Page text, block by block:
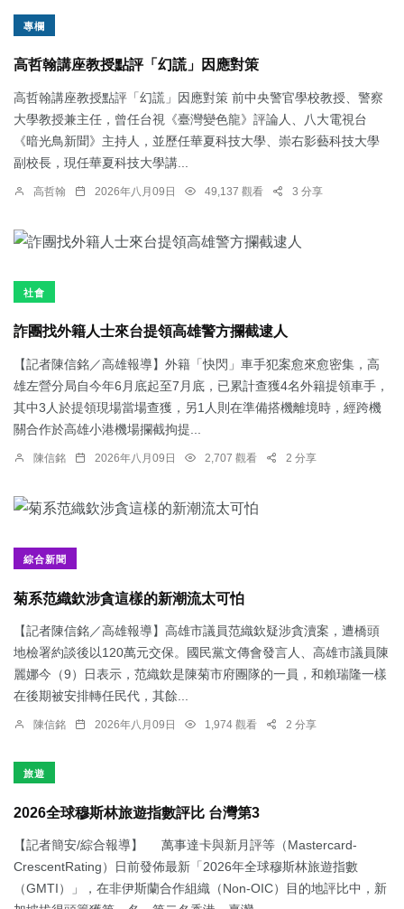
專欄
高哲翰講座教授點評「幻謊」因應對策
高哲翰講座教授點評「幻謊」因應對策 前中央警官學校教授、警察
大學教授兼主任，曾任台視《臺灣變色龍》評論人、八大電視台
《暗光鳥新聞》主持人，並歷任華夏科技大學、崇右影藝科技大學
副校長，現任華夏科技大學講...
高哲翰 2026年八月09日 49,137 觀看 3 分享
社會
詐團找外籍人士來台提領高雄警方攔截逮人
【記者陳信銘／高雄報導】外籍「快閃」車手犯案愈來愈密集，高
雄左營分局自今年6月底起至7月底，已累計查獲4名外籍提領車手，
其中3人於提領現場當場查獲，另1人則在準備搭機離境時，經跨機
關合作於高雄小港機場攔截拘提...
陳信銘 2026年八月09日 2,707 觀看 2 分享
綜合新聞
菊系范織欽涉貪這樣的新潮流太可怕
【記者陳信銘／高雄報導】高雄市議員范織欽疑涉貪瀆案，遭橋頭
地檢署約談後以120萬元交保。國民黨文傳會發言人、高雄市議員陳
麗娜今（9）日表示，范織欽是陳菊市府團隊的一員，和賴瑞隆一樣
在後期被安排轉任民代，其餘...
陳信銘 2026年八月09日 1,974 觀看 2 分享
旅遊
2026全球穆斯林旅遊指數評比 台灣第3
【記者簡安/綜合報導】 萬事達卡與新月評等（Mastercard-
CrescentRating）日前發佈最新「2026年全球穆斯林旅遊指數
（GMTI）」，在非伊斯蘭合作組織（Non-OIC）目的地評比中，新